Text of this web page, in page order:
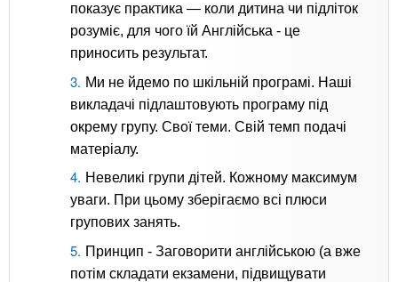
показує практика — коли дитина чи підліток
розуміє, для чого їй Англійська - це
приносить результат.
Ми не йдемо по шкільній програмі. Наші
викладачі підлаштовують програму під
окрему групу. Свої теми. Свій темп подачі
матеріалу.
Невеликі групи дітей. Кожному максимум
уваги. При цьому зберігаємо всі плюси
групових занять.
Принцип - Заговорити англійською (а вже
потім складати екзамени, підвищувати